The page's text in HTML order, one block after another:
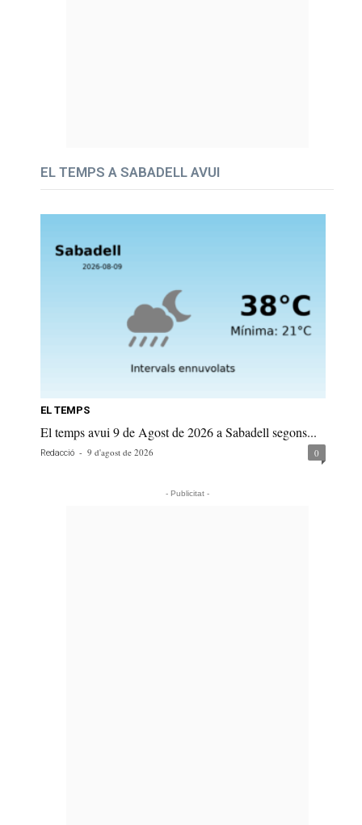
EL TEMPS A SABADELL AVUI
EL TEMPS
El temps avui 9 de Agost de 2026 a Sabadell segons...
Redacció - 9 d'agost de 2026 0
- Publicitat -